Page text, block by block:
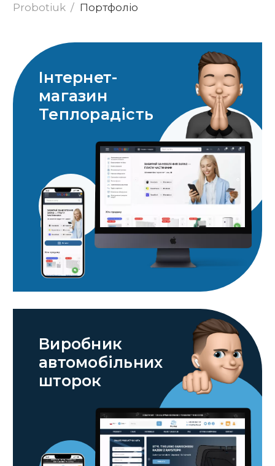
Probotiuk Портфоліо
Інтернет-
магазин
Теплорадість
Виробник
автомобільних
шторок